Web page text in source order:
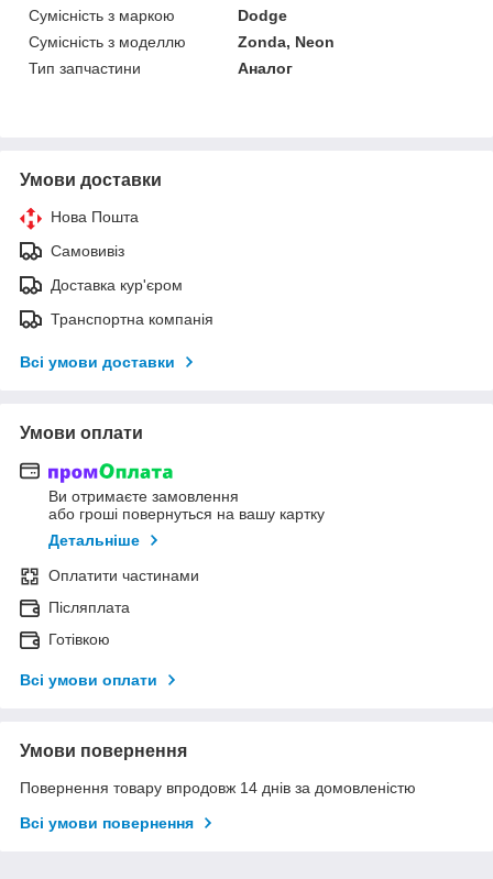
Сумісність з маркою
Dodge
Сумісність з моделлю
Zonda, Neon
Тип запчастини
Аналог
Умови доставки
Нова Пошта
Самовивіз
Доставка кур'єром
Транспортна компанія
Всі умови доставки
Умови оплати
Ви отримаєте замовлення
або гроші повернуться на вашу картку
Детальніше
Оплатити частинами
Післяплата
Готівкою
Всі умови оплати
Умови повернення
Повернення товару впродовж 14 днів за домовленістю
Всі умови повернення